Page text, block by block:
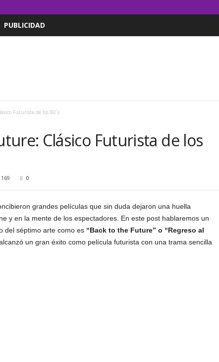
PUBLICIDAD
Futurista de los 80´s
Clásico Futurista de los
169 0
grandes películas que sin duda dejaron una huella
y en la mente de los espectadores. En este post hablaremos un
del séptimo arte como es “Back to the Future” o “Regreso al
un gran éxito como película futurista con una trama sencilla